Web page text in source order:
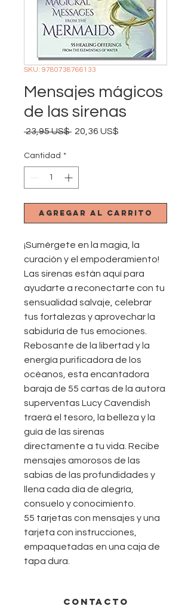
SKU: 9780738766133
Mensajes mágicos
de las sirenas
23,95 US$ Precio
20,36 US$
Cantidad *
Agregar al carrito
¡Sumérgete en la magia, la
curación y el empoderamiento!
Las sirenas están aquí para
ayudarte a reconectarte con tu
sensualidad salvaje, celebrar
tus fortalezas y aprovechar la
sabiduría de tus emociones.
Rebosante de la libertad y la
energía purificadora de los
océanos, esta encantadora
baraja de 55 cartas de la autora
superventas Lucy Cavendish
traerá el tesoro, la belleza y la
guía de las sirenas
directamente a tu vida. Recibe
mensajes amorosos de las
sabias de las profundidades y
llena cada día de alegría,
consuelo y conocimiento.
55 tarjetas con mensajes y una
tarjeta con instrucciones,
empaquetadas en una caja de
tapa dura.
CONTACTO